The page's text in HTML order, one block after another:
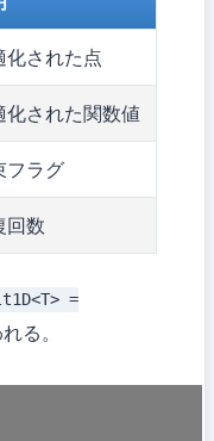
化された点
化された関数値
フラグ
回数
=
る。